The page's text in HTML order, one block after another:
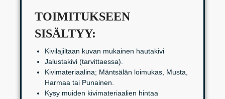
TOIMITUKSEEN
SISÄLTYY:
Kivilajiltaan kuvan mukainen hautakivi
Jalustakivi (tarvittaessa).
Kivimateriaalina; Mäntsälän loimukas, Musta,
Harmaa tai Punainen.
Kysy muiden kivimateriaalien hintaa